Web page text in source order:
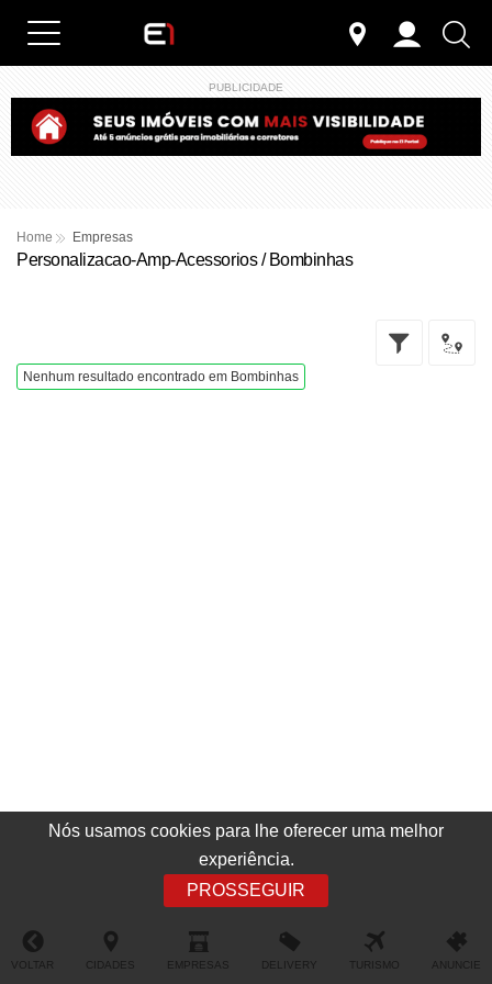
Nós usamos cookies para lhe oferecer uma melhor
experiência.
PROSSEGUIR
PUBLICIDADE
Home Empresas
Personalizacao-Amp-Acessorios / Bombinhas
Nenhum resultado encontrado em Bombinhas
VOLTAR CIDADES EMPRESAS DELIVERY TURISMO ANUNCIE